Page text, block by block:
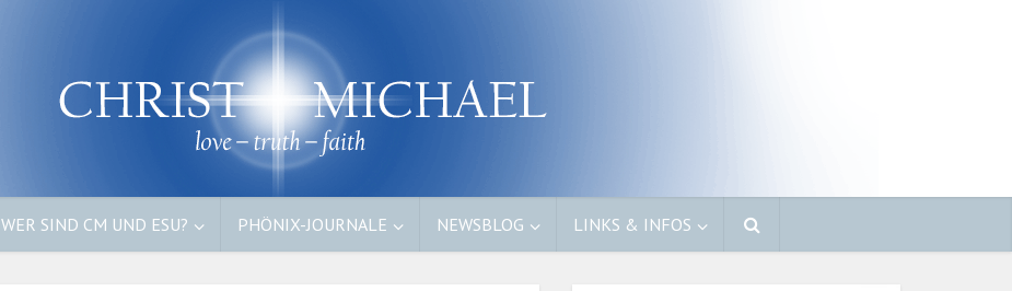
WER SIND CM UND ESU? PHÖNIX-JOURNALE NEWSBLOG LINKS & INFOS